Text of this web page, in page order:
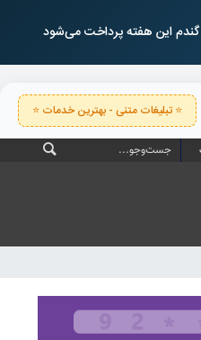
این هفته پرداخت می‌شود
⭐ تبلیغات متنی - بهترین خدمات ⭐